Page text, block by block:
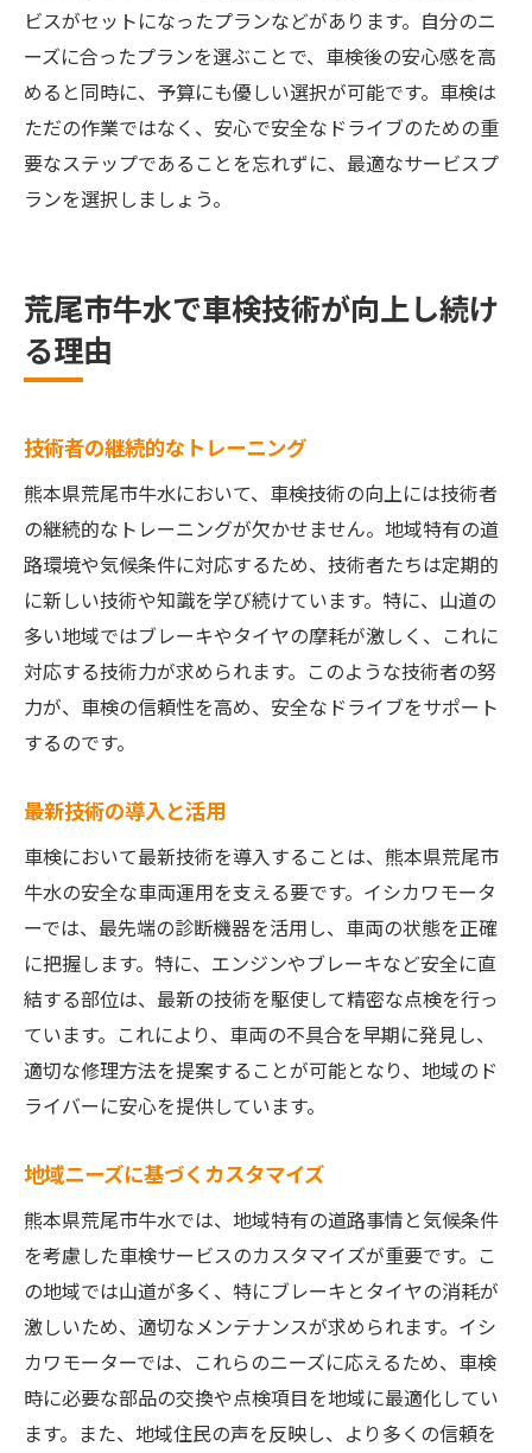
ビスがセットになったプランなどがあります。自分のニ
ーズに合ったプランを選ぶことで、車検後の安心感を高
めると同時に、予算にも優しい選択が可能です。車検は
ただの作業ではなく、安心で安全なドライブのための重
要なステップであることを忘れずに、最適なサービスプ
ランを選択しましょう。
荒尾市牛水で車検技術が向上し続け
る理由
技術者の継続的なトレーニング
熊本県荒尾市牛水において、車検技術の向上には技術者
の継続的なトレーニングが欠かせません。地域特有の道
路環境や気候条件に対応するため、技術者たちは定期的
に新しい技術や知識を学び続けています。特に、山道の
多い地域ではブレーキやタイヤの摩耗が激しく、これに
対応する技術力が求められます。このような技術者の努
力が、車検の信頼性を高め、安全なドライブをサポート
するのです。
最新技術の導入と活用
車検において最新技術を導入することは、熊本県荒尾市
牛水の安全な車両運用を支える要です。イシカワモータ
ーでは、最先端の診断機器を活用し、車両の状態を正確
に把握します。特に、エンジンやブレーキなど安全に直
結する部位は、最新の技術を駆使して精密な点検を行っ
ています。これにより、車両の不具合を早期に発見し、
適切な修理方法を提案することが可能となり、地域のド
ライバーに安心を提供しています。
地域ニーズに基づくカスタマイズ
熊本県荒尾市牛水では、地域特有の道路事情と気候条件
を考慮した車検サービスのカスタマイズが重要です。こ
の地域では山道が多く、特にブレーキとタイヤの消耗が
激しいため、適切なメンテナンスが求められます。イシ
カワモーターでは、これらのニーズに応えるため、車検
時に必要な部品の交換や点検項目を地域に最適化してい
ます。また、地域住民の声を反映し、より多くの信頼を